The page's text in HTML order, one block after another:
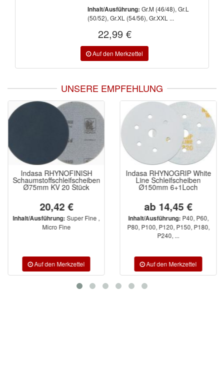
Inhalt/Ausführung: Gr.M (46/48), Gr.L
(50/52), Gr.XL (54/56), Gr.XXL ...
22,99 €
UNSERE EMPFEHLUNG
Indasa RHYNOFINISH
Schaumstoffschleifscheiben
Ø75mm KV 20 Stück
20,42 €
Inhalt/Ausführung:Super Fine ,
Micro Fine
Indasa RHYNOGRIP White
Line Schleifscheiben
Ø150mm 6+1Loch
ab 14,45 €
Inhalt/Ausführung:P40, P60,
P80, P100, P120, P150, P180,
P240, ...